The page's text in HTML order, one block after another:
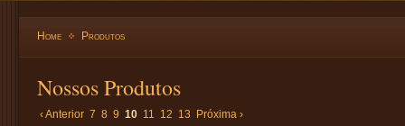
Home Produtos
Nossos Produtos
‹ Anterior 7 8 9 10 11 12 13 Próxima ›